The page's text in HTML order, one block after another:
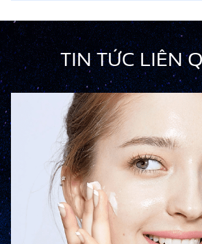
TIN TỨC LIÊN